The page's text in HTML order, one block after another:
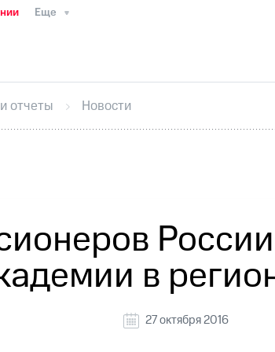
Еще
ИнтервьюФинансовая
секретарьРаскрытие
кабинет акционераАкционерный
отчеты Новости
в
27 октября 2016